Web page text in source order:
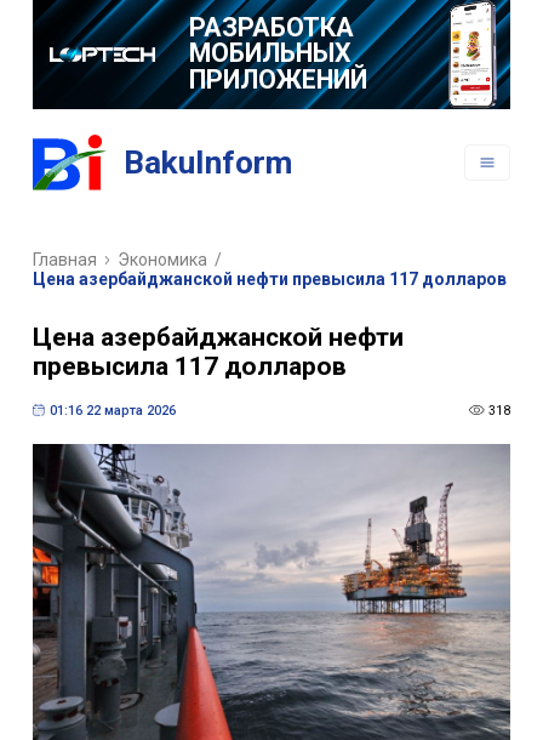
РАЗРАБОТКА
МОБИЛЬНЫХ
ПРИЛОЖЕНИЙ
BakuInform
Главная Экономика /
Цена азербайджанской нефти превысила 117 долларов
Цена азербайджанской нефти
превысила 117 долларов
01:16 22 марта 2026 318